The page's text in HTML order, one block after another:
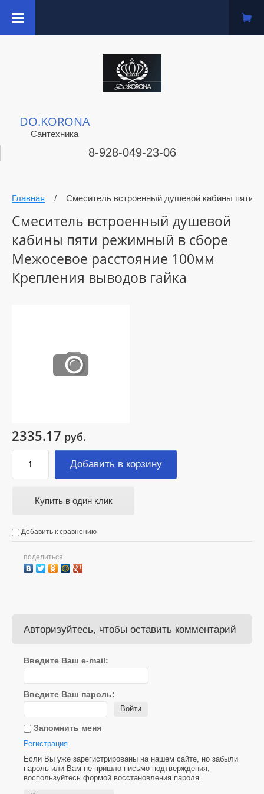
DO.KORONA
Сантехника
8-928-049-23-06
Главная / Смеситель встроенный душевой кабины пяти
Смеситель встроенный душевой
кабины пяти режимный в сборе
Межосевое расстояние 100мм
Крепления выводов гайка
2335.17 руб.
Добавить в корзину
Купить в один клик
Добавить к сравнению
поделиться
Авторизуйтесь, чтобы оставить комментарий
Введите Ваш e-mail:
Введите Ваш пароль:
Войти
Запомнить меня
Регистрация
Если Вы уже зарегистрированы на нашем сайте, но забыли
пароль или Вам не пришло письмо подтверждения,
воспользуйтесь формой восстановления пароля.